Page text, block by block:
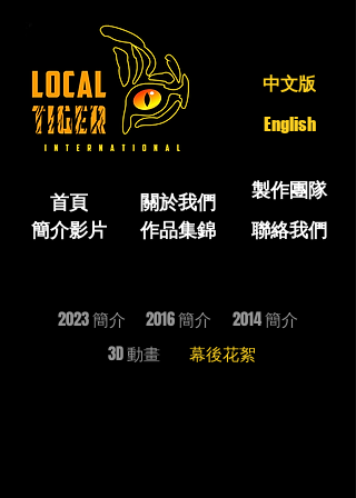
中文版
English
首頁 關於我們
製作團隊
簡介影片
作品集錦 聯絡我們
2016 簡介
2014 簡介
3D 動畫
幕後花絮
2023 簡介